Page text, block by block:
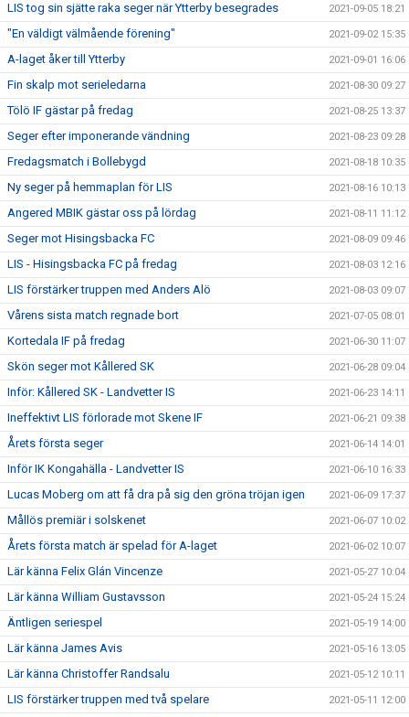
LIS tog sin sjätte raka seger när Ytterby besegrades 2021-09-05 18:21
"En väldigt välmående förening" 2021-09-02 15:35
A-laget åker till Ytterby 2021-09-01 16:06
Fin skalp mot serieledarna 2021-08-30 09:27
Tölö IF gästar på fredag 2021-08-25 13:37
Seger efter imponerande vändning 2021-08-23 09:28
Fredagsmatch i Bollebygd 2021-08-18 10:35
Ny seger på hemmaplan för LIS 2021-08-16 10:13
Angered MBIK gästar oss på lördag 2021-08-11 11:12
Seger mot Hisingsbacka FC 2021-08-09 09:46
LIS - Hisingsbacka FC på fredag 2021-08-03 12:16
LIS förstärker truppen med Anders Alö 2021-08-03 09:07
Vårens sista match regnade bort 2021-07-05 08:01
Kortedala IF på fredag 2021-06-30 11:07
Skön seger mot Kållered SK 2021-06-28 09:04
Inför: Kållered SK - Landvetter IS 2021-06-23 14:11
Ineffektivt LIS förlorade mot Skene IF 2021-06-21 09:38
Årets första seger 2021-06-14 14:01
Inför IK Kongahälla - Landvetter IS 2021-06-10 16:33
Lucas Moberg om att få dra på sig den gröna tröjan igen 2021-06-09 17:37
Mållös premiär i solskenet 2021-06-07 10:02
Årets första match är spelad för A-laget 2021-06-02 10:07
Lär känna Felix Glán Vincenze 2021-05-27 10:04
Lär känna William Gustavsson 2021-05-24 15:24
Äntligen seriespel 2021-05-19 14:00
Lär känna James Avis 2021-05-16 13:05
Lär känna Christoffer Randsalu 2021-05-12 10:11
LIS förstärker truppen med två spelare 2021-05-11 12:00